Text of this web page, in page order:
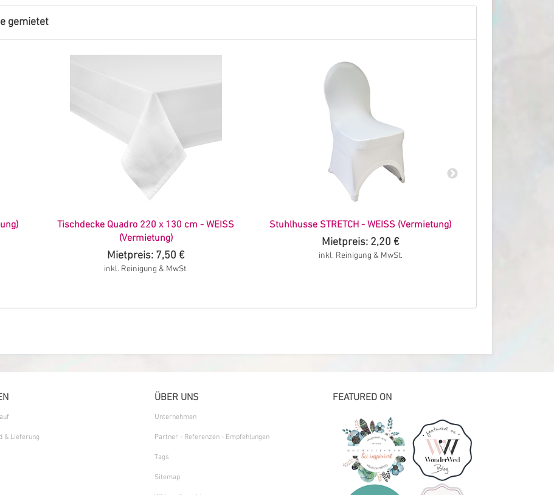
gemietet
Tischdecke Quadro 220 x 130 cm - WEISS
(Vermietung)
Mietpreis: 7,50 €
inkl. Reinigung & MwSt.
Stuhlhusse STRETCH - WEISS (Vermietung)
Mietpreis: 2,20 €
inkl. Reinigung & MwSt.
& Lieferung
ÜBER UNS
Unternehmen
Partner - Referenzen - Empfehlungen
Tags
Sitemap
FEATURED ON